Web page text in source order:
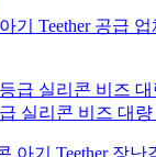
기 Teether 공급
실리콘 비즈 대량